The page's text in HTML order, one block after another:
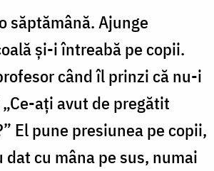
săptămână. Ajunge
și-i întreabă pe copii.
când îl prinzi că nu-i
ați avut de pregătit
El pune presiunea pe copii,
cu mâna pe sus, numai